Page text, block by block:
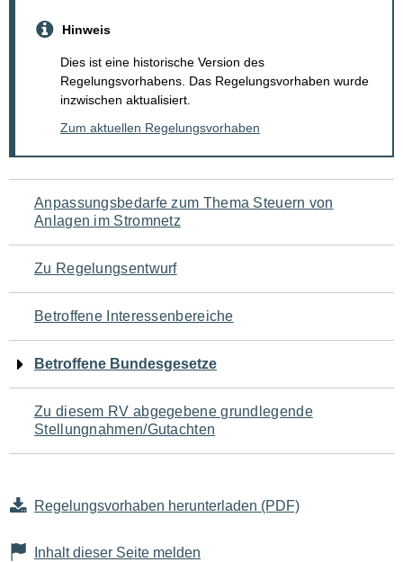
Hinweis
Dies ist eine historische Version des
Regelungsvorhabens. Das Regelungsvorhaben wurde
inzwischen aktualisiert.
Zum aktuellen Regelungsvorhaben
Navigation
für
den
Seiteninhalt
Anpassungsbedarfe zum Thema Steuern von
Anlagen im Stromnetz
Zu Regelungsentwurf
Betroffene Interessenbereiche
Betroffene Bundesgesetze
Zu diesem RV abgegebene grundlegende
Stellungnahmen/Gutachten
Regelungsvorhaben herunterladen (PDF)
Inhalt dieser Seite melden